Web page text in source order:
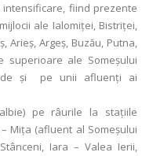
fiind prezente
ale Ialomiței, Bistriței,
Argeș, Buzău, Putna,
superioare ale Someșului
și pe unii afluenţi ai
pe râurile la stațiile
Mița (afluent al Someșului
Iara – Valea Ierii,